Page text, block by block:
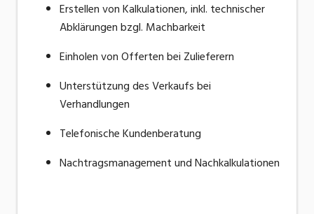
Erstellen von Kalkulationen, inkl. technischer
Abklärungen bzgl. Machbarkeit
Einholen von Offerten bei Zulieferern
Unterstützung des Verkaufs bei
Verhandlungen
Telefonische Kundenberatung
Nachtragsmanagement und Nachkalkulationen